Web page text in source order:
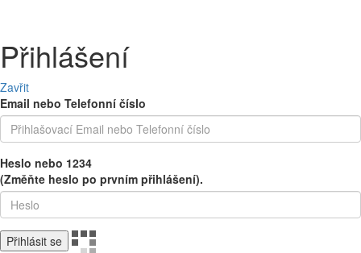
Přihlášení
Zavřit
Email nebo Telefonní číslo
Heslo nebo 1234
(Změňte heslo po prvním přihlášení).
Přihlásit se